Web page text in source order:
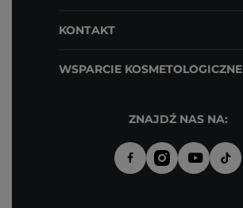
KONTAKT
WSPARCIE KOSMETOLOGICZNE
ZNAJDŹ NAS NA: